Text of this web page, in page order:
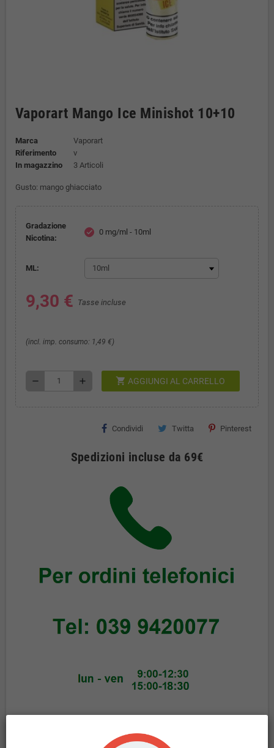
Vaporart Mango Ice Minishot 10+10
Marca
Vaporart
Riferimento
v
In magazzino
3 Articoli
Gusto: mango ghiacciato
Gradazione
Nicotina:
check 0 mg/ml - 10ml
ML:
9,30 € Tasse incluse
(incl. imp. consumo: 1,49 €)
remove add shopping_cart AGGIUNGI AL CARRELLO
Condividi Twitta Pinterest
Spedizioni incluse da 69€
Politiche per la sicurezza